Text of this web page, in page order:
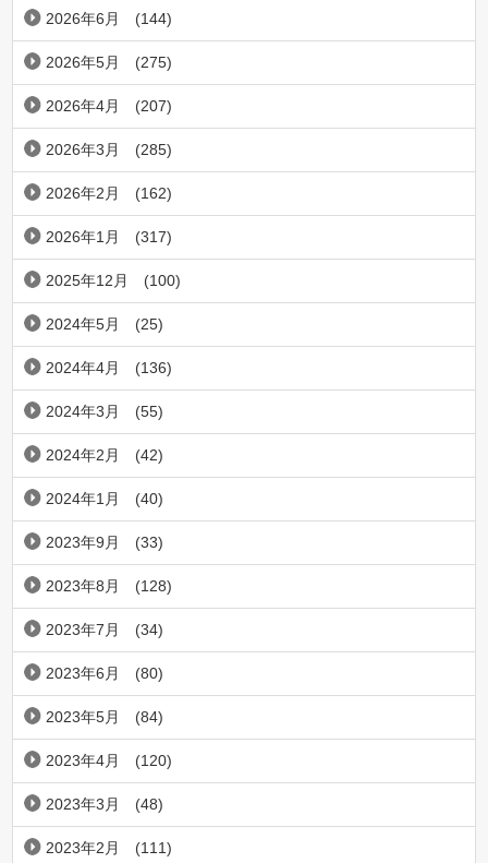
2026年6月 (144)
2026年5月 (275)
2026年4月 (207)
2026年3月 (285)
2026年2月 (162)
2026年1月 (317)
2025年12月 (100)
2024年5月 (25)
2024年4月 (136)
2024年3月 (55)
2024年2月 (42)
2024年1月 (40)
2023年9月 (33)
2023年8月 (128)
2023年7月 (34)
2023年6月 (80)
2023年5月 (84)
2023年4月 (120)
2023年3月 (48)
2023年2月 (111)